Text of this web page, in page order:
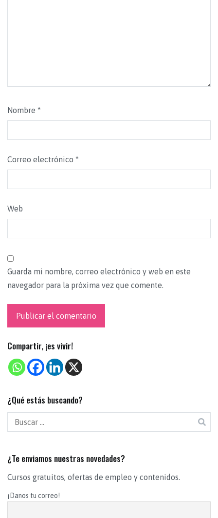
Nombre *
Correo electrónico *
Web
Guarda mi nombre, correo electrónico y web en este
navegador para la próxima vez que comente.
Compartir, ¡es vivir!
¿Qué estás buscando?
¿Te enviamos nuestras novedades?
Cursos gratuitos, ofertas de empleo y contenidos.
¡Danos tu correo!